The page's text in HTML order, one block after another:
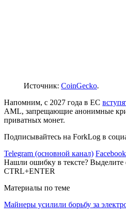
Источник: CoinGecko.
Напомним, с 2027 года в ЕС
AML, запрещающие анонимные
приватных монет.
Подписывайтесь на ForkLog в
Telegram (основной канал) Facebook
Нашли ошибку в тексте? Выделите
CTRL+ENTER
Материалы по теме
Майнеры усилили борьбу за